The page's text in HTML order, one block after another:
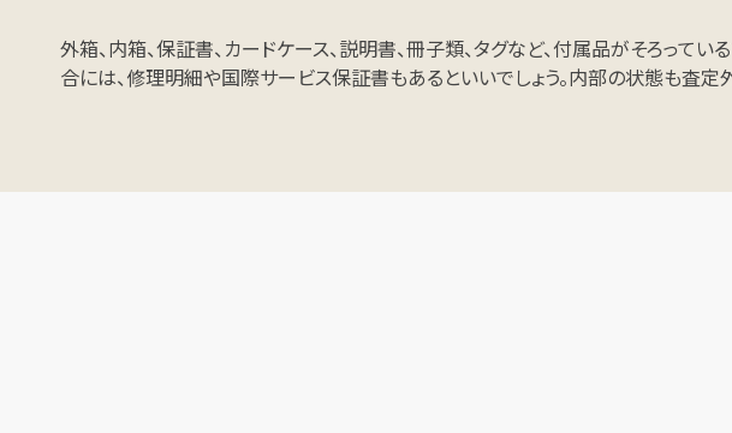
外箱、内箱、保証書、カードケース、説明書、冊子類、タグなど、付属品がそろっ
合には、修理明細や国際サービス保証書もあるといいでしょう。内部の状態も査定